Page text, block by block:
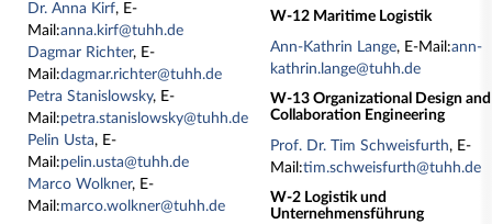
Dr. Anna Kirf, E-
Mail:anna.kirf@tuhh.de
Dagmar Richter, E-
Mail:dagmar.richter@tuhh.de
Petra Stanislowsky, E-
Mail:petra.stanislowsky@tuhh.de
Pelin Usta, E-
Mail:pelin.usta@tuhh.de
Marco Wolkner, E-
Mail:marco.wolkner@tuhh.de
W-12 Maritime Logistik
Ann-Kathrin Lange, E-Mail:ann-
kathrin.lange@tuhh.de
W-13 Organizational Design and
Collaboration Engineering
Prof. Dr. Tim Schweisfurth, E-
Mail:tim.schweisfurth@tuhh.de
W-2 Logistik und
Unternehmensführung